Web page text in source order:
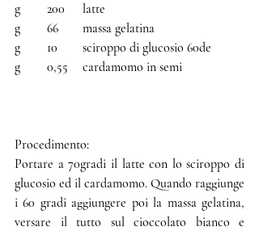
g	200	 latte
g	66	 massa gelatina
g	10	 sciroppo di glucosio 60de
g	0,55	 cardamomo in semi
Procedimento:
Portare a 70gradi il latte con lo sciroppo di
glucosio ed il cardamomo. Quando raggiunge
i 60 gradi aggiungere poi la massa gelatina,
versare il tutto sul cioccolato bianco e